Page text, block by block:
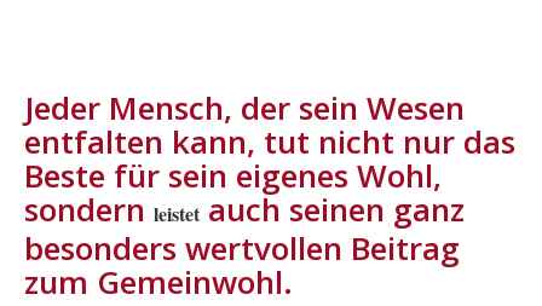
Jeder Mensch, der sein Wesen
entfalten kann, tut nicht nur das
Beste für sein eigenes Wohl,
sondern leistet auch seinen ganz
besonders wertvollen Beitrag
zum Gemeinwohl.